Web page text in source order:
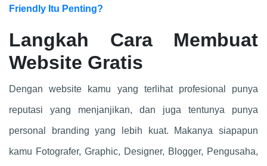
Friendly Itu Penting?
Langkah Cara Membuat
Website Gratis
Dengan website kamu yang terlihat profesional punya
reputasi yang menjanjikan, dan juga tentunya punya
personal branding yang lebih kuat. Makanya siapapun
kamu Fotografer, Graphic, Designer, Blogger, Pengusaha,